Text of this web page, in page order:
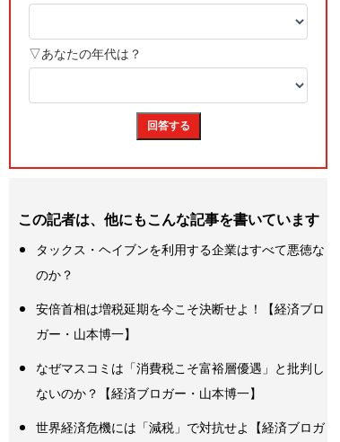
この記者は、他にもこんな記事を書いています
タックス・ヘイブンを利用する企業はすべて悪徳な
のか？
安倍首相は増税延期を今こそ決断せよ！【経済ブロ
ガー・山本博一】
なぜマスコミは「消費税こそ富裕層優遇」と批判し
ないのか？【経済ブロガー・山本博一】
世界経済危機には「減税」で対抗せよ【経済ブロガ